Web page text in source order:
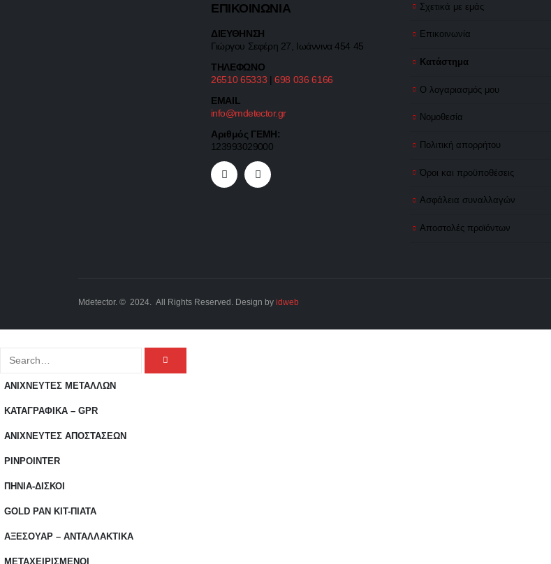
ΕΠΙΚΟΙΝΩΝΙΑ
ΔΙΕΥΘΗΝΣΗ
Γιώργου Σεφέρη 27, Ιωάννινα 454 45
ΤΗΛΕΦΩΝΟ
26510 65333 |698 036 6166
EMAIL
info@mdetector.gr
Αριθμός ΓΕΜΗ:
123993029000
Σχετικά με εμάς
Επικοινωνία
Κατάστημα
Ο λογαριασμός μου
Νομοθεσία
Πολιτική απορρήτου
Όροι και προϋποθέσεις
Ασφάλεια συναλλαγών
Αποστολές προϊόντων
Mdetector. © 2024. All Rights Reserved. Design by idweb
ΑΝΙΧΝΕΥΤΕΣ ΜΕΤΑΛΛΩΝ
ΚΑΤΑΓΡΑΦΙΚΑ – GPR
ΑΝΙΧΝΕΥΤΕΣ ΑΠΟΣΤΑΣΕΩΝ
PINPOINTER
ΠΗΝΙΑ-ΔΙΣΚΟΙ
GOLD PAN KIT-ΠΙΑΤΑ
ΑΞΕΣΟΥΑΡ – ΑΝΤΑΛΛΑΚΤΙΚΑ
ΜΕΤΑΧΕΙΡΙΣΜΕΝΟΙ